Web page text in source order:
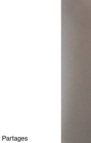
Partages